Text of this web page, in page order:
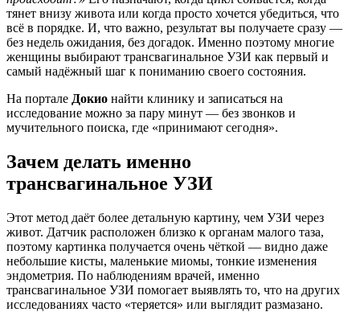
тянет внизу живота или когда просто хочется убедиться, что
всё в порядке. И, что важно, результат вы получаете сразу —
без недель ожидания, без догадок. Именно поэтому многие
женщины выбирают трансвагинальное УЗИ как первый и
самый надёжный шаг к пониманию своего состояния.
На портале Докио найти клинику и записаться на
исследование можно за пару минут — без звонков и
мучительного поиска, где «принимают сегодня».
Зачем делать именно
трансвагинальное УЗИ
Этот метод даёт более детальную картину, чем УЗИ через
живот. Датчик расположен близко к органам малого таза,
поэтому картинка получается очень чёткой — видно даже
небольшие кисты, маленькие миомы, тонкие изменения
эндометрия. По наблюдениям врачей, именно
трансвагинальное УЗИ помогает выявлять то, что на других
исследованиях часто «теряется» или выглядит размазано.